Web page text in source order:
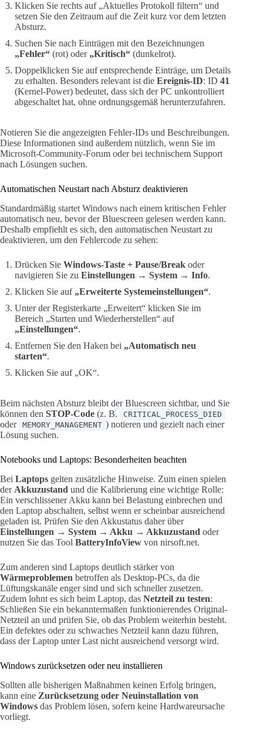
Klicken Sie rechts auf „Aktuelles Protokoll filtern“ und
setzen Sie den Zeitraum auf die Zeit kurz vor dem letzten
Absturz.
Suchen Sie nach Einträgen mit den Bezeichnungen
„Fehler“ (rot) oder „Kritisch“ (dunkelrot).
Doppelklicken Sie auf entsprechende Einträge, um Details
zu erhalten. Besonders relevant ist die Ereignis-ID: ID 41
(Kernel-Power) bedeutet, dass sich der PC unkontrolliert
abgeschaltet hat, ohne ordnungsgemäß herunterzufahren.
Notieren Sie die angezeigten Fehler-IDs und Beschreibungen.
Diese Informationen sind außerdem nützlich, wenn Sie im
Microsoft-Community-Forum oder bei technischem Support
nach Lösungen suchen.
Automatischen Neustart nach Absturz deaktivieren
Standardmäßig startet Windows nach einem kritischen Fehler
automatisch neu, bevor der Bluescreen gelesen werden kann.
Deshalb empfiehlt es sich, den automatischen Neustart zu
deaktivieren, um den Fehlercode zu sehen:
Drücken Sie Windows-Taste + Pause/Break oder
navigieren Sie zu Einstellungen → System → Info.
Klicken Sie auf „Erweiterte Systemeinstellungen“.
Unter der Registerkarte „Erweitert“ klicken Sie im
Bereich „Starten und Wiederherstellen“ auf
„Einstellungen“.
Entfernen Sie den Haken bei „Automatisch neu
starten“.
Klicken Sie auf „OK“.
Beim nächsten Absturz bleibt der Bluescreen sichtbar, und Sie
können den STOP-Code (z. B. CRITICAL_PROCESS_DIED
oder MEMORY_MANAGEMENT ) notieren und gezielt nach einer
Lösung suchen.
Notebooks und Laptops: Besonderheiten beachten
Bei Laptops gelten zusätzliche Hinweise. Zum einen spielen
der Akkuzustand und die Kalibrierung eine wichtige Rolle:
Ein verschlissener Akku kann bei Belastung einbrechen und
den Laptop abschalten, selbst wenn er scheinbar ausreichend
geladen ist. Prüfen Sie den Akkustatus daher über
Einstellungen → System → Akku → Akkuzustand oder
nutzen Sie das Tool BatteryInfoView von nirsoft.net.
Zum anderen sind Laptops deutlich stärker von
Wärmeproblemen betroffen als Desktop-PCs, da die
Lüftungskanäle enger sind und sich schneller zusetzen.
Zudem lohnt es sich beim Laptop, das Netzteil zu testen:
Schließen Sie ein bekanntermaßen funktionierendes Original-
Netzteil an und prüfen Sie, ob das Problem weiterhin besteht.
Ein defektes oder zu schwaches Netzteil kann dazu führen,
dass der Laptop unter Last nicht ausreichend versorgt wird.
Windows zurücksetzen oder neu installieren
Sollten alle bisherigen Maßnahmen keinen Erfolg bringen,
kann eine Zurücksetzung oder Neuinstallation von
Windows das Problem lösen, sofern keine Hardwareursache
vorliegt.